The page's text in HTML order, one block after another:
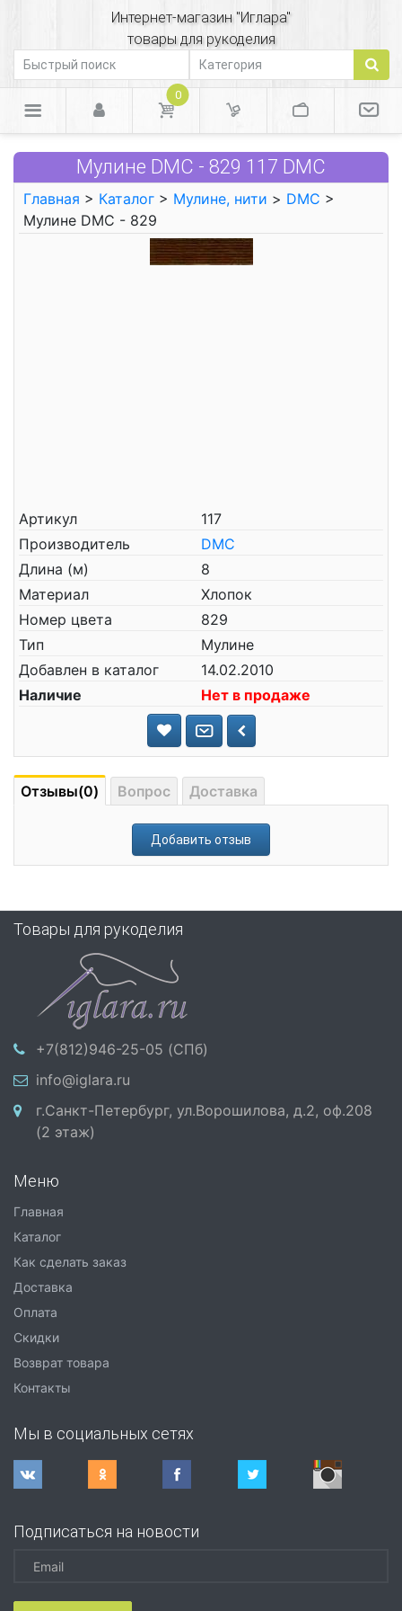
Интернет-магазин "Иглара"
товары для рукоделия
0
Мулине DMC - 829 117 DMC
Главная > Каталог > Мулине, нити > DMC >
Мулине DMC - 829
Артикул
117
Производитель
DMC
Длина (м)
8
Материал
Хлопок
Номер цвета
829
Тип
Мулине
Добавлен в каталог
14.02.2010
Наличие
Нет в продаже
Отзывы(0) Вопрос Доставка
Добавить отзыв
Товары для рукоделия
+7(812)946-25-05 (СПб)
info@iglara.ru
г.Санкт-Петербург, ул.Ворошилова, д.2, оф.208
(2 этаж)
Меню
Главная
Каталог
Как сделать заказ
Доставка
Оплата
Скидки
Возврат товара
Контакты
Мы в социальных сетях
Подписаться на новости